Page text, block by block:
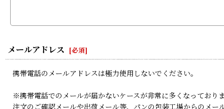
メールアドレス [必須]
携帯電話のメールアドレスは極力使用しないでください。
※携帯電話でのメールが届かないケースが非常に多くなってお
注文のご確認メールや出荷メール等、パンの包装工場からのメー